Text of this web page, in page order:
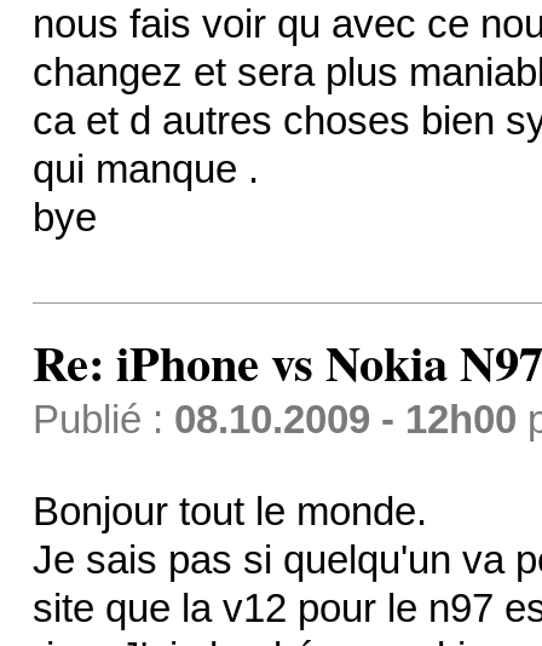
nous fais voir qu avec ce
changez et sera plus
ca et d autres choses bien
qui manque .
bye
Re: iPhone vs Nokia N97
Publié : 08.10.2009 - 12h00
Bonjour tout le monde.
Je sais pas si quelqu'un va
site que la v12 pour le n97